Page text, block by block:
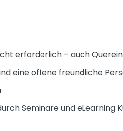
erforderlich – auch
eine offene freundliche
Seminare und eLearning